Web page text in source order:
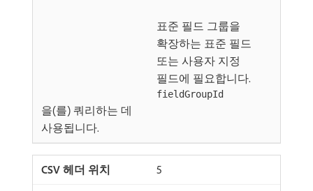
표준 필드 그룹을
확장하는 표준 필드
또는 사용자 지정
필드에 필요합니다.
fieldGroupId
을(를) 쿼리하는 데
사용됩니다.
5